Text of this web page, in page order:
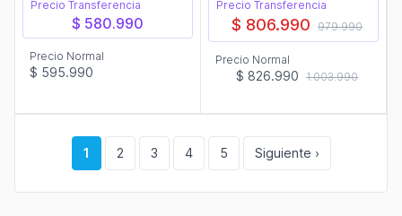
Precio Transferencia
$ 580.990
Precio Normal
$ 595.990
Precio Transferencia
$ 806.990 979.990
Precio Normal
$ 826.990 1.003.990
1 2 3 4 5 Siguiente ›